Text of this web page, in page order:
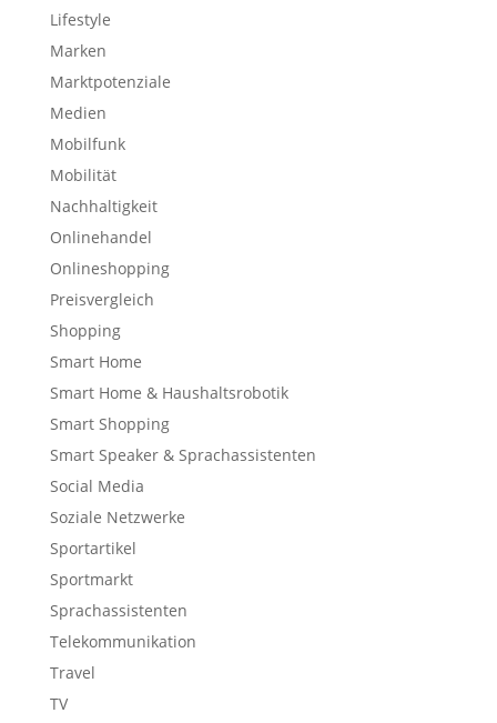
Lifestyle
Marken
Marktpotenziale
Medien
Mobilfunk
Mobilität
Nachhaltigkeit
Onlinehandel
Onlineshopping
Preisvergleich
Shopping
Smart Home
Smart Home & Haushaltsrobotik
Smart Shopping
Smart Speaker & Sprachassistenten
Social Media
Soziale Netzwerke
Sportartikel
Sportmarkt
Sprachassistenten
Telekommunikation
Travel
TV